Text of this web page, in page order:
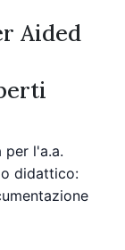
Aided
per l'a.a.
didattico: